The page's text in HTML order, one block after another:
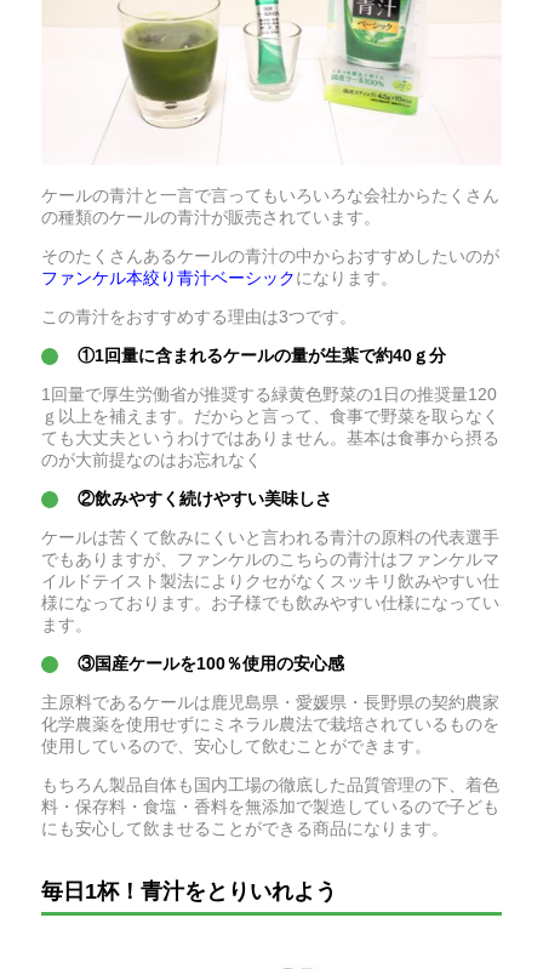
ケールの青汁と一言で言ってもいろいろな会社からたくさん
の種類のケールの青汁が販売されています。
そのたくさんあるケールの青汁の中からおすすめしたいのが
ファンケル本絞り青汁ベーシックになります。
この青汁をおすすめする理由は3つです。
①1回量に含まれるケールの量が生葉で約40ｇ分
1回量で厚生労働省が推奨する緑黄色野菜の1日の推奨量120
ｇ以上を補えます。だからと言って、食事で野菜を取らなく
ても大丈夫というわけではありません。基本は食事から摂る
のが大前提なのはお忘れなく
②飲みやすく続けやすい美味しさ
ケールは苦くて飲みにくいと言われる青汁の原料の代表選手
でもありますが、ファンケルのこちらの青汁はファンケルマ
イルドテイスト製法によりクセがなくスッキリ飲みやすい仕
様になっております。お子様でも飲みやすい仕様になってい
ます。
③国産ケールを100％使用の安心感
主原料であるケールは鹿児島県・愛媛県・長野県の契約農家
化学農薬を使用せずにミネラル農法で栽培されているものを
使用しているので、安心して飲むことができます。
もちろん製品自体も国内工場の徹底した品質管理の下、着色
料・保存料・食塩・香料を無添加で製造しているので子ども
にも安心して飲ませることができる商品になります。
毎日1杯！青汁をとりいれよう